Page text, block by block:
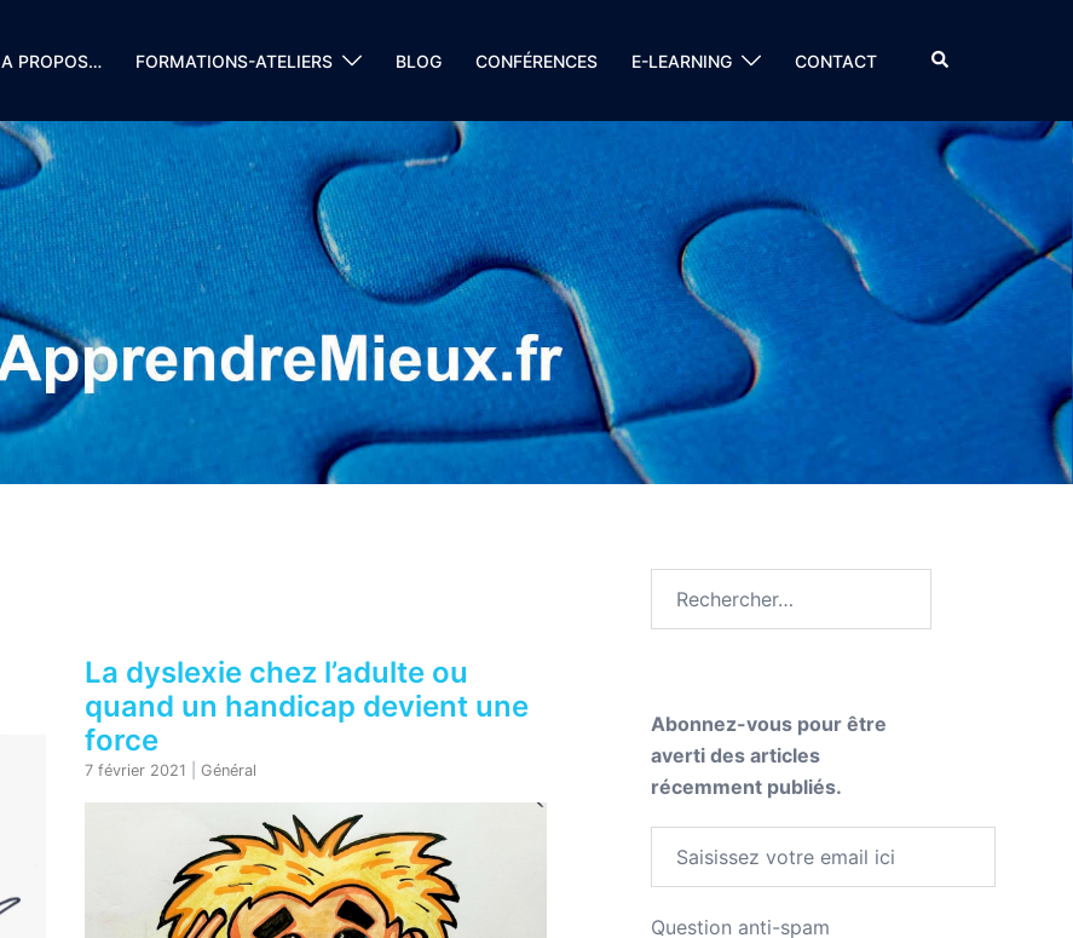
A PROPOS… FORMATIONS-ATELIERS BLOG CONFÉRENCES E-LEARNING CONTACT
La dyslexie chez l’adulte ou
quand un handicap devient une
force
7 février 2021 Général
Abonnez-vous pour être
averti des articles
récemment publiés.
Question anti-spam